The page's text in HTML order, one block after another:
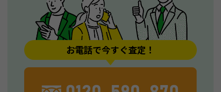
お電話で今すぐ査定！